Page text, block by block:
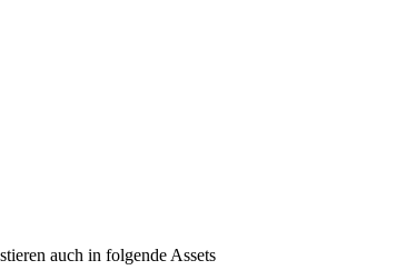
auch in folgende Assets